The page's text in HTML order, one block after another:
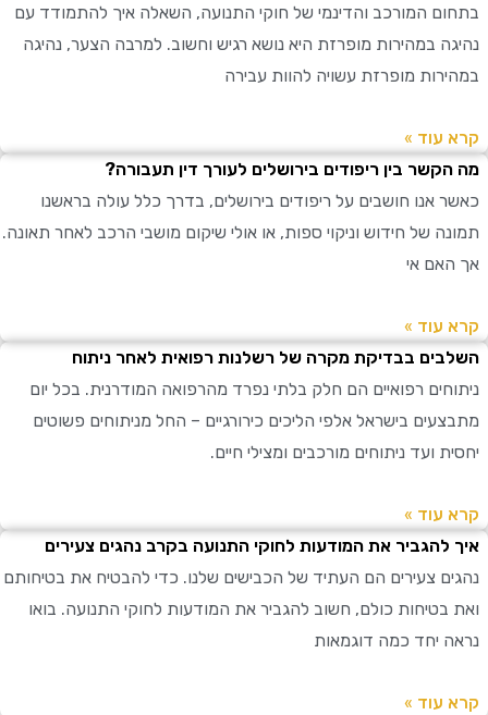
המורכב והדינמי של חוקי התנועה, השאלה איך להתמודד עם
במהירות מופרזת היא נושא רגיש וחשוב. למרבה הצער, נהיגה
מופרזת עשויה להוות עבירה
»
בין ריפודים בירושלים לעורך דין תעבורה?
אנו חושבים על ריפודים בירושלים, בדרך כלל עולה בראשנו
של חידוש וניקוי ספות, או אולי שיקום מושבי הרכב לאחר תאונה.
אי
»
בבדיקת מקרה של רשלנות רפואית לאחר ניתוח
רפואיים הם חלק בלתי נפרד מהרפואה המודרנית. בכל יום
בישראל אלפי הליכים כירורגיים – החל מניתוחים פשוטים
ועד ניתוחים מורכבים ומצילי חיים.
»
את המודעות לחוקי התנועה בקרב נהגים צעירים
צעירים הם העתיד של הכבישים שלנו. כדי להבטיח את בטיחותם
כולם, חשוב להגביר את המודעות לחוקי התנועה. בואו
יחד כמה דוגמאות
»